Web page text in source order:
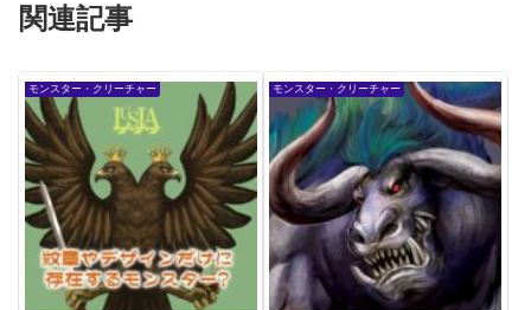
関連記事
モンスター・クリーチャー モンスター・クリーチャー